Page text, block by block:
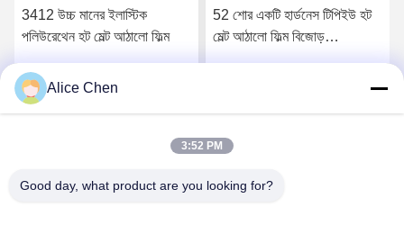
3412 উচ্চ মানের ইলাস্টিক
পলিউরেথেন হট মেল্ট আঠালো ফিল্ম
52 শোর একটি হার্ডনেস টিপিইউ হট
মেল্ট আঠালো ফিল্ম বিজোড়
Alice Chen
3:52 PM
Good day, what product are you looking for?